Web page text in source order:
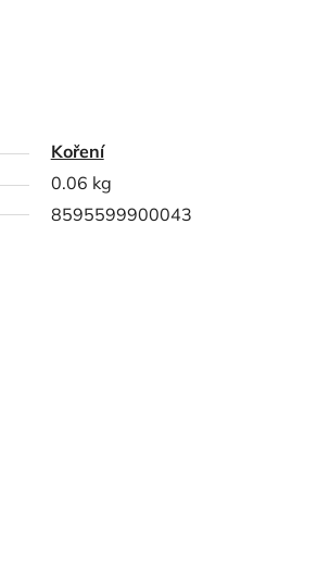
Koření
0.06 kg
8595599900043